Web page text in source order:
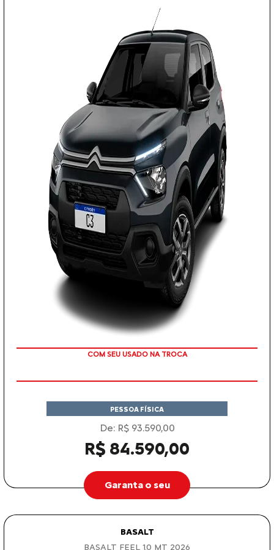
TAXA 0 %
PESSOA FÍSICA
De: R$ 93.590,00
R$ 84.590,00
Garanta o seu
BASALT
BASALT FEEL 1.0 MT 2026